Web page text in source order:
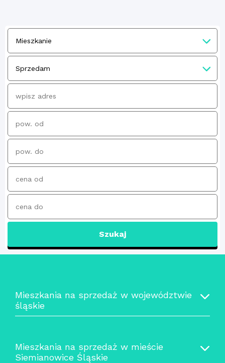
Szukaj
Mieszkania na sprzedaż w województwie
śląskie
Mieszkania na sprzedaż w mieście
Siemianowice Śląskie